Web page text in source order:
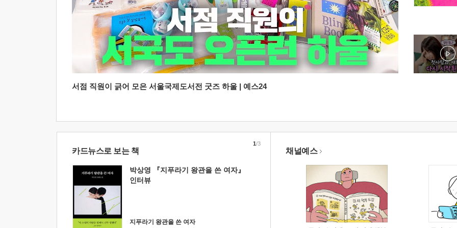
서점 직원이 긁어 모은 서울국제도서전 굿즈 하울 | 예스24
카드뉴스로 보는 책
박상영 『지푸라기 왕관을 쓴 여자』
인터뷰
지푸라기 왕관을 쓴 여자
1/3
채널예스